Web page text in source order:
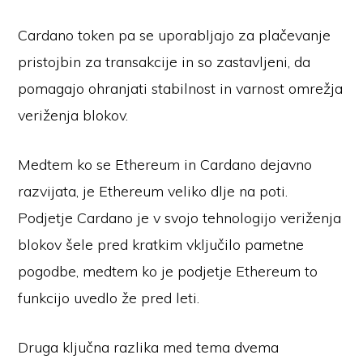
Cardano token pa se uporabljajo za plačevanje
pristojbin za transakcije in so zastavljeni, da
pomagajo ohranjati stabilnost in varnost omrežja
veriženja blokov.
Medtem ko se Ethereum in Cardano dejavno
razvijata, je Ethereum veliko dlje na poti.
Podjetje Cardano je v svojo tehnologijo veriženja
blokov šele pred kratkim vključilo pametne
pogodbe, medtem ko je podjetje Ethereum to
funkcijo uvedlo že pred leti.
Druga ključna razlika med tema dvema